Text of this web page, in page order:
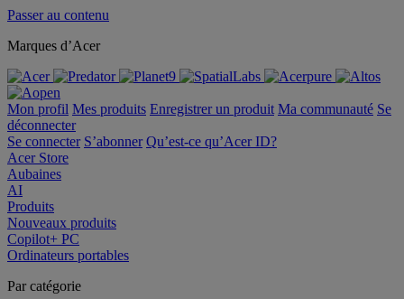
Passer au contenu
Marques d’Acer
Mon profil Mes produits Enregistrer un produit Ma communauté Se
déconnecter
Se connecter S’abonner Qu’est-ce qu’Acer ID?
Acer Store
Aubaines
AI
Produits
Nouveaux produits
Copilot+ PC
Ordinateurs portables
Par catégorie